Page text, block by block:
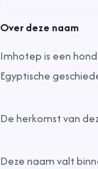
Over deze naam
Imhotep is een
Egyptische
De herkomst van
Deze naam valt